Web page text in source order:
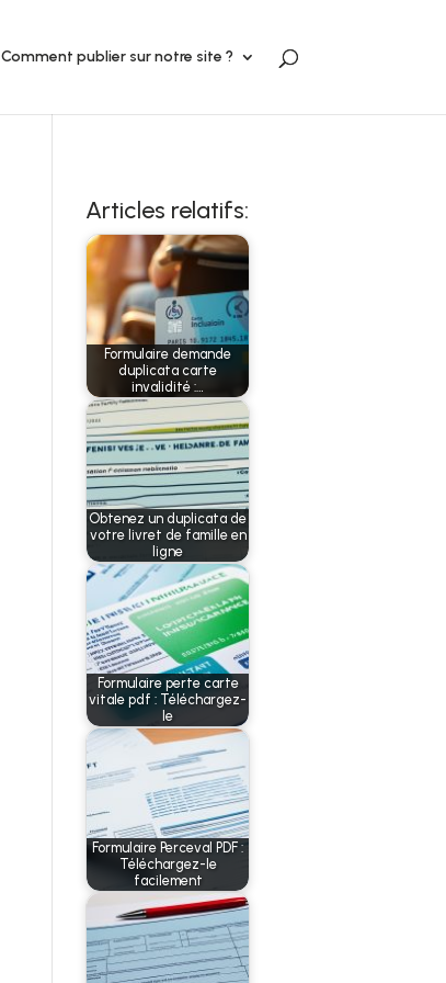
Comment publier sur notre site ?
Articles relatifs:
Formulaire demande
duplicata carte
invalidité :…
Obtenez un duplicata de
votre livret de famille en
ligne
Formulaire perte carte
vitale pdf : Téléchargez-
le
Formulaire Perceval PDF :
Téléchargez-le
facilement